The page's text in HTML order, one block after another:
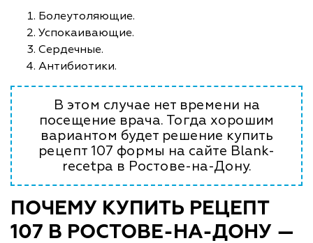
Болеутоляющие.
Успокаивающие.
Сердечные.
Антибиотики.
В этом случае нет времени на
посещение врача. Тогда хорошим
вариантом будет решение купить
рецепт 107 формы на сайте Blank-
recetpa в Ростове-на-Дону.
ПОЧЕМУ КУПИТЬ РЕЦЕПТ
107 В РОСТОВЕ-НА-ДОНУ —